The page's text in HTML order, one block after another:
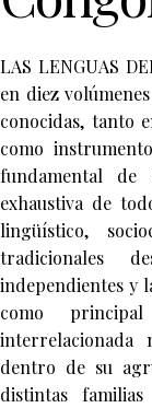
LAS LENGUAS
en diez
conocidas, tanto
como
fundamental
exhaustiva de
lingüístico,
tradicionales
independientes y
como
interrelacionada
dentro de su
distintas